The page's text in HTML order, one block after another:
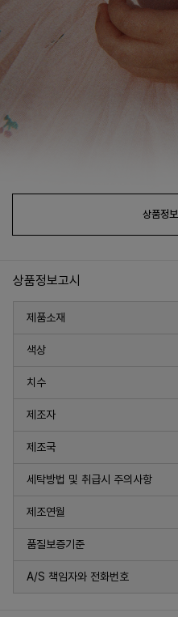
상품정보
상품정보고시
제품소재
색상
치수
제조자
제조국
세탁방법 및 취급시 주의사항
제조연월
품질보증기준
A/S 책임자와 전화번호